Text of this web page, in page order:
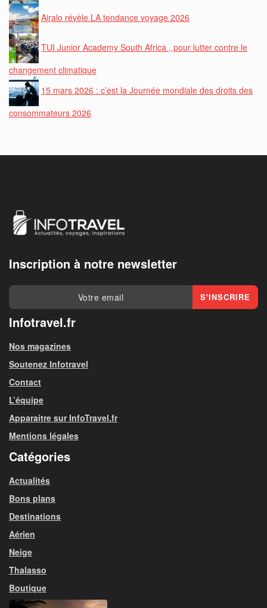
Airalo révèle LA tendance voyage 2026
TUI Junior Academy South Africa , pour lutter contre le
changement climatique
15 mars 2026 : c’est la Journée mondiale des droits des
consommateurs 2026
Inscription à notre newsletter
Infotravel.fr
Nos magazines
Soutenez Infotravel
Contact
L’équipe
Apparaitre sur InfoTravel.fr
Mentions légales
Catégories
Actualités
Bons plans
Destinations
Aérien
Neige
Thalasso
Boutique